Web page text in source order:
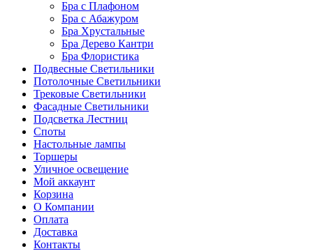
Бра с Плафоном
Бра с Абажуром
Бра Хрустальные
Бра Дерево Кантри
Бра Флористика
Подвесные Светильники
Потолочные Светильники
Трековые Светильники
Фасадные Светильники
Подсветка Лестниц
Споты
Настольные лампы
Торшеры
Уличное освещение
Мой аккаунт
Корзина
О Компании
Оплата
Доставка
Контакты